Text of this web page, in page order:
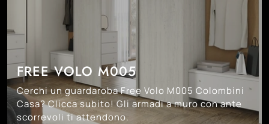
FREE VOLO M005
Cerchi un guardaroba Free Volo M005 Colombini
Casa? Clicca subito! Gli armadi a muro con ante
scorrevoli ti attendono.